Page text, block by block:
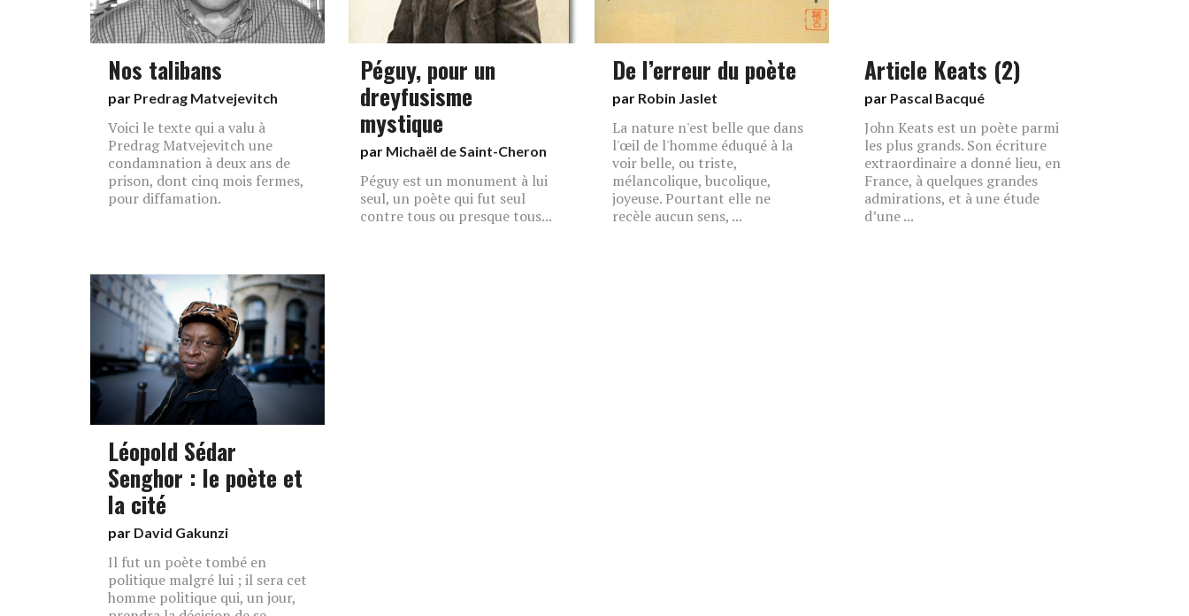
Nos talibans
par Predrag Matvejevitch
Voici le texte qui a valu à
Predrag Matvejevitch une
condamnation à deux ans de
prison, dont cinq mois fermes,
pour diffamation.
Péguy, pour un
dreyfusisme
mystique
par Michaël de Saint-Cheron
Péguy est un monument à lui
seul, un poète qui fut seul
contre tous ou presque tous...
De l’erreur du poète
par Robin Jaslet
La nature n'est belle que dans
l'œil de l'homme éduqué à la
voir belle, ou triste,
mélancolique, bucolique,
joyeuse. Pourtant elle ne
recèle aucun sens, ...
Article Keats (2)
par Pascal Bacqué
John Keats est un poète parmi
les plus grands. Son écriture
extraordinaire a donné lieu, en
France, à quelques grandes
admirations, et à une étude
d’une ...
Léopold Sédar
Senghor : le poète et
la cité
par David Gakunzi
Il fut un poète tombé en
politique malgré lui ; il sera cet
homme politique qui, un jour,